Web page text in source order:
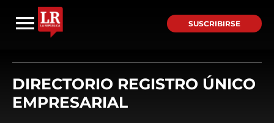
SUSCRIBIRSE
DIRECTORIO REGISTRO ÚNICO
EMPRESARIAL